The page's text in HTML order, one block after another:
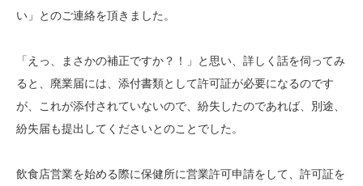
い」とのご連絡を頂きました。
「えっ、まさかの補正ですか？！」と思い、詳しく話を伺ってみ
ると、廃業届には、添付書類として許可証が必要になるのです
が、これが添付されていないので、紛失したのであれば、別途、
紛失届も提出してくださいとのことでした。
飲食店営業を始める際に保健所に営業許可申請をして、許可証を